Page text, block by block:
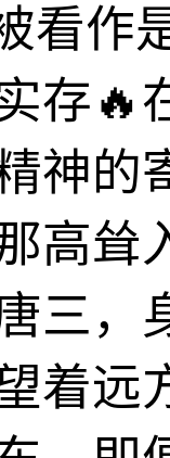
看作
存🔥
神的
高耸
三，
着远